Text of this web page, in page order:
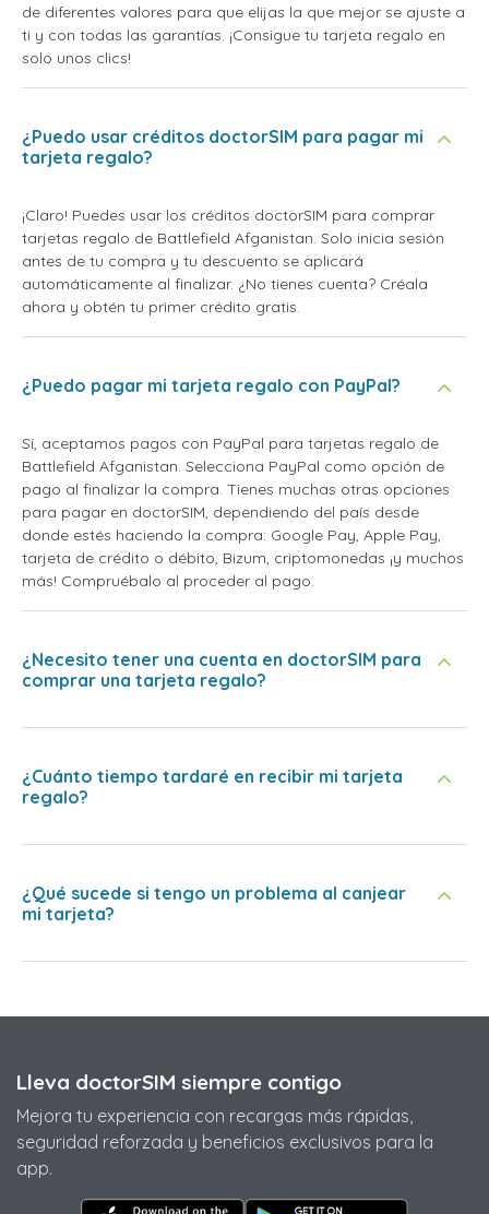
de diferentes valores para que elijas la que mejor se ajuste a
ti y con todas las garantías. ¡Consigue tu tarjeta regalo en
solo unos clics!
¿Puedo usar créditos doctorSIM para pagar mi
tarjeta regalo?
¡Claro! Puedes usar los créditos doctorSIM para comprar
tarjetas regalo de Battlefield Afganistan. Solo inicia sesión
antes de tu compra y tu descuento se aplicará
automáticamente al finalizar. ¿No tienes cuenta? Créala
ahora y obtén tu primer crédito gratis.
¿Puedo pagar mi tarjeta regalo con PayPal?
Sí, aceptamos pagos con PayPal para tarjetas regalo de
Battlefield Afganistan. Selecciona PayPal como opción de
pago al finalizar la compra. Tienes muchas otras opciones
para pagar en doctorSIM, dependiendo del país desde
donde estés haciendo la compra: Google Pay, Apple Pay,
tarjeta de crédito o débito, Bizum, criptomonedas ¡y muchos
más! Compruébalo al proceder al pago.
¿Necesito tener una cuenta en doctorSIM para
comprar una tarjeta regalo?
¿Cuánto tiempo tardaré en recibir mi tarjeta
regalo?
¿Qué sucede si tengo un problema al canjear
mi tarjeta?
Lleva doctorSIM siempre contigo
Mejora tu experiencia con recargas más rápidas,
seguridad reforzada y beneficios exclusivos para la
app.